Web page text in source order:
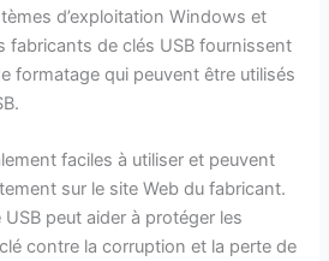
d’exploitation Windows et
fabricants de clés USB fournissent
formatage qui peuvent être utilisés
faciles à utiliser et peuvent
sur le site Web du fabricant.
USB peut aider à protéger les
contre la corruption et la perte de